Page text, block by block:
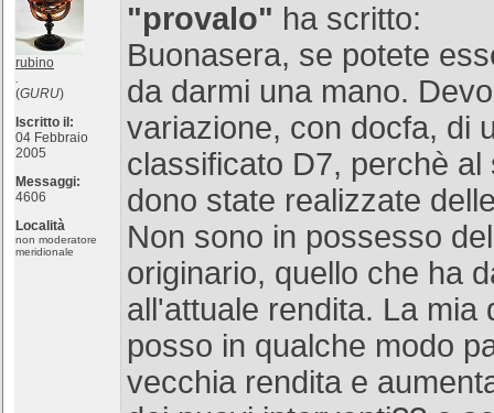
rubino
.
(GURU)
Iscritto il:
04 Febbraio
2005
Messaggi:
4606
Località
non moderatore
meridionale
"provalo" ha scritto:
Buonasera, se potete
da darmi una mano.
variazione, con docfa, di
classificato D7, perchè al
dono state realizzate
Non sono in possesso
originario, quello che ha
all'attuale rendita. La mia
posso in qualche modo
vecchia rendita e